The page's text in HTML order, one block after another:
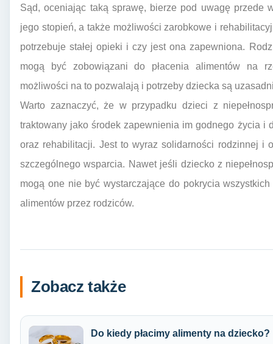
Sąd, oceniając taką sprawę, bierze pod uwagę przede
jego stopień, a także możliwości zarobkowe i
potrzebuje stałej opieki i czy jest ona zapewniona.
mogą być zobowiązani do płacenia alimentów na
możliwości na to pozwalają i potrzeby dziecka są
Warto zaznaczyć, że w przypadku dzieci z
traktowany jako środek zapewnienia im godnego życia i
oraz rehabilitacji. Jest to wyraz solidarności rodzinnej i
szczególnego wsparcia. Nawet jeśli dziecko z
mogą one nie być wystarczające do pokrycia
alimentów przez rodziców.
Zobacz także
Do kiedy płacimy alimenty na dziecko?